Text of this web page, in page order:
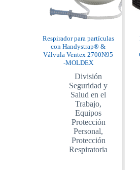
Respirador para partículas
con Handystrap® &
Válvula Ventex 2700N95
-MOLDEX
División
Seguridad y
Salud en el
Trabajo,
Equipos
Protección
Personal,
Protección
Respiratoria